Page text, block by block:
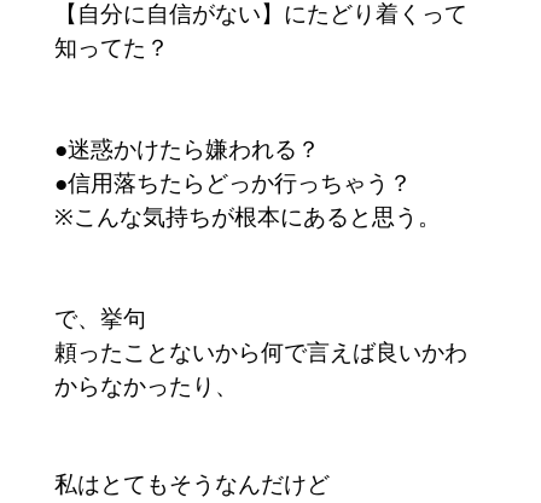
【自分に自信がない】にたどり着くって
知ってた？
●迷惑かけたら嫌われる？
●信用落ちたらどっか行っちゃう？
※こんな気持ちが根本にあると思う。
で、挙句
頼ったことないから何で言えば良いかわ
からなかったり、
私はとてもそうなんだけど